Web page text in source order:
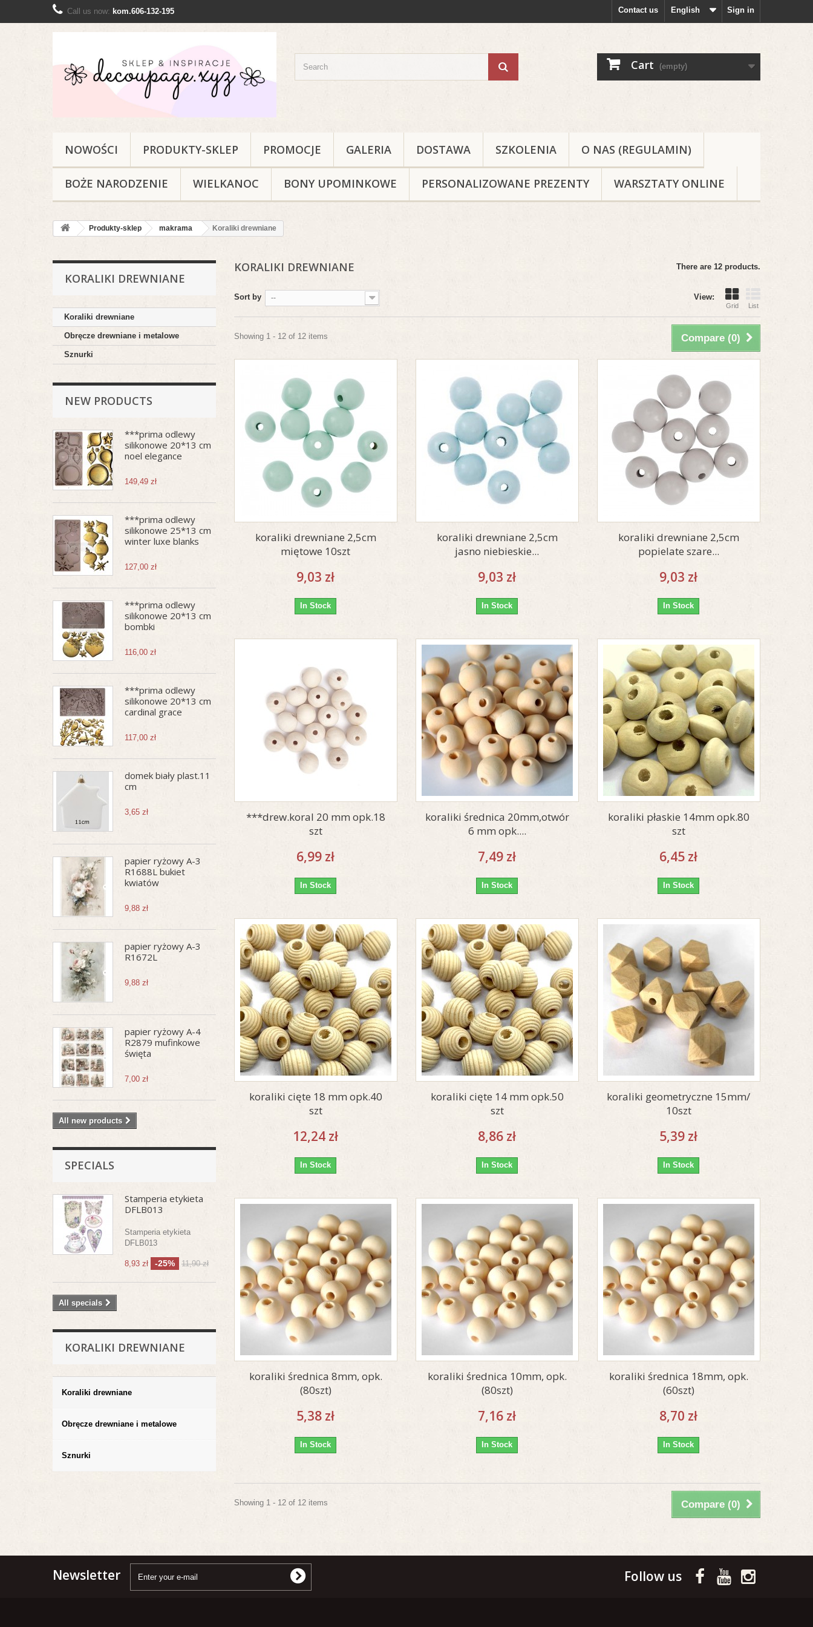
Sign in
English
Contact us
Call us now: kom.606-132-195
Cart (empty)
NOWOŚCI PRODUKTY-SKLEP PROMOCJE GALERIA DOSTAWA SZKOLENIA O NAS (REGULAMIN)
BOŻE NARODZENIE WIELKANOC BONY UPOMINKOWE PERSONALIZOWANE PREZENTY WARSZTATY ONLINE
Produkty-sklep makrama Koraliki drewniane
KORALIKI DREWNIANE
Koraliki drewniane
Obręcze drewniane i metalowe
Sznurki
NEW PRODUCTS
***prima odlewy
silikonowe 20*13 cm
noel elegance
149,49 zł
***prima odlewy
silikonowe 25*13 cm
winter luxe blanks
127,00 zł
***prima odlewy
silikonowe 20*13 cm
bombki
116,00 zł
***prima odlewy
silikonowe 20*13 cm
cardinal grace
117,00 zł
domek biały plast.11
cm
3,65 zł
papier ryżowy A-3
R1688L bukiet
kwiatów
9,88 zł
papier ryżowy A-3
R1672L
9,88 zł
papier ryżowy A-4
R2879 mufinkowe
święta
7,00 zł
All new products
SPECIALS
Stamperia etykieta
DFLB013
Stamperia etykieta
DFLB013
8,93 zł -25% 11,90 zł
All specials
KORALIKI DREWNIANE
Koraliki drewniane
Obręcze drewniane i metalowe
Sznurki
KORALIKI DREWNIANE There are 12 products.
View:
Grid List
Sort by --
Compare (0)
Showing 1 - 12 of 12 items
koraliki drewniane 2,5cm
miętowe 10szt
9,03 zł
In Stock
koraliki drewniane 2,5cm
jasno niebieskie...
9,03 zł
In Stock
koraliki drewniane 2,5cm
popielate szare...
9,03 zł
In Stock
***drew.koral 20 mm opk.18
szt
6,99 zł
In Stock
koraliki średnica 20mm,otwór
6 mm opk....
7,49 zł
In Stock
koraliki płaskie 14mm opk.80
szt
6,45 zł
In Stock
koraliki cięte 18 mm opk.40
szt
12,24 zł
In Stock
koraliki cięte 14 mm opk.50
szt
8,86 zł
In Stock
koraliki geometryczne 15mm/
10szt
5,39 zł
In Stock
koraliki średnica 8mm, opk.
(80szt)
5,38 zł
In Stock
koraliki średnica 10mm, opk.
(80szt)
7,16 zł
In Stock
koraliki średnica 18mm, opk.
(60szt)
8,70 zł
In Stock
Compare (0)
Showing 1 - 12 of 12 items
Newsletter Follow us